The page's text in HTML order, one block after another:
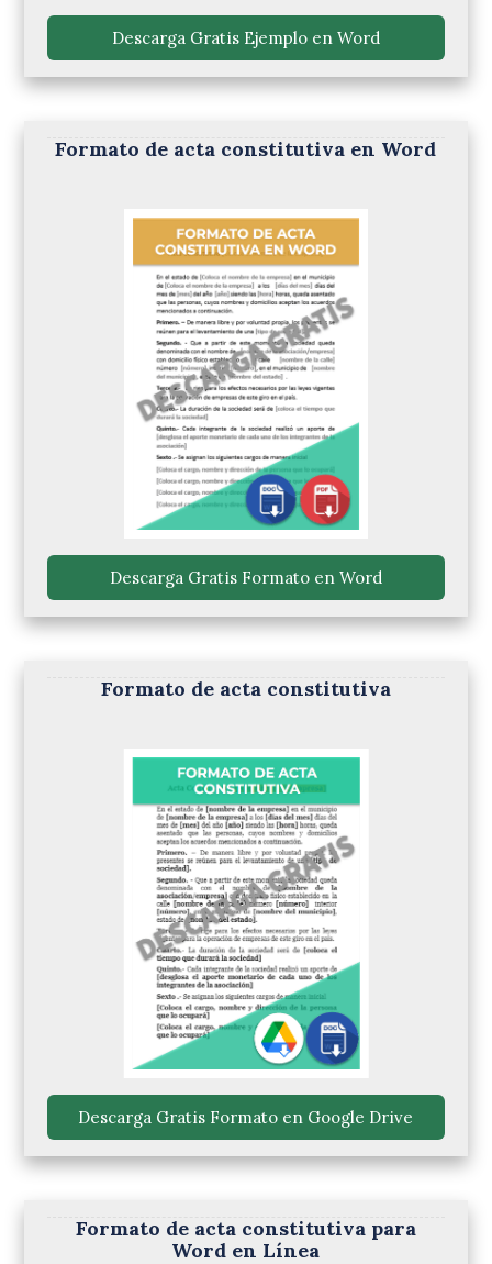
Descarga Gratis Ejemplo en Word
Formato de acta constitutiva en Word
Descarga Gratis Formato en Word
Formato de acta constitutiva
Descarga Gratis Formato en Google Drive
Formato de acta constitutiva para
Word en Línea